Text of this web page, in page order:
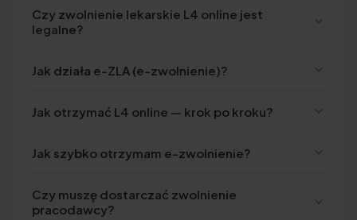
Czy zwolnienie lekarskie L4 online jest
legalne?
Jak działa e-ZLA (e-zwolnienie)?
Jak otrzymać L4 online — krok po kroku?
Jak szybko otrzymam e-zwolnienie?
Czy muszę dostarczać zwolnienie
pracodawcy?